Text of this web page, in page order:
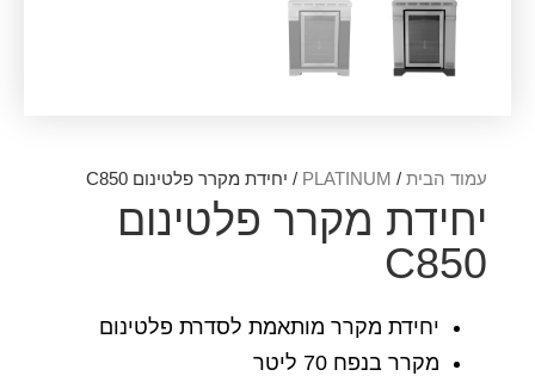
עמוד הבית /
PLATINUM / יחידת מקרר פלטינום C850
יחידת מקרר פלטינום
C850
יחידת מקרר מותאמת לסדרת פלטינום
מקרר בנפח 70 ליטר